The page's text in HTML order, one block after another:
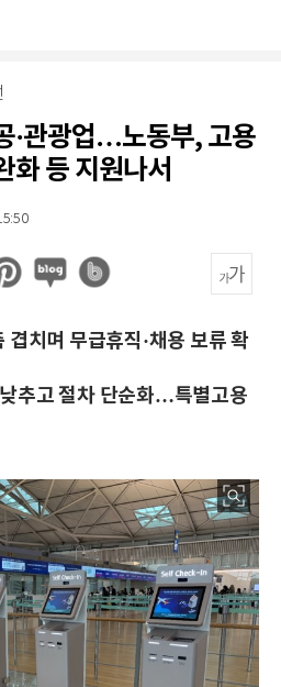
·관광업…노동부, 고용
화 등 지원나서
겹치며 무급휴직·채용 보류 확
추고 절차 단순화…특별고용